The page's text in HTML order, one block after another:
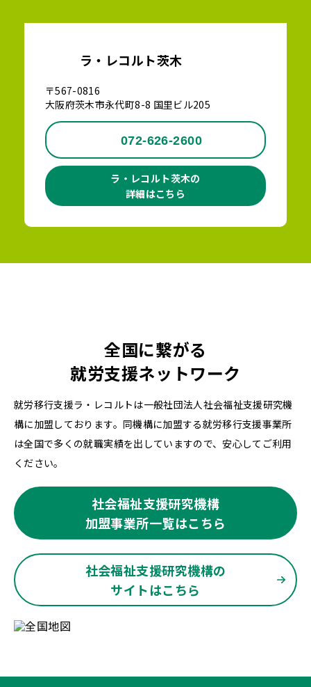
ラ・レコルト茨木
〒567-0816
大阪府茨木市永代町8-8 国里ビル205
072-626-2600
ラ・レコルト茨木の
詳細はこちら
全国に繋がる
就労支援ネットワーク
就労移行支援ラ・レコルトは一般社団法人社会福祉支援研究機
構に加盟しております。同機構に加盟する就労移行支援事業所
は全国で多くの就職実績を出していますので、安心してご利用
ください。
社会福祉支援研究機構
加盟事業所一覧はこちら
社会福祉支援研究機構の
サイトはこちら